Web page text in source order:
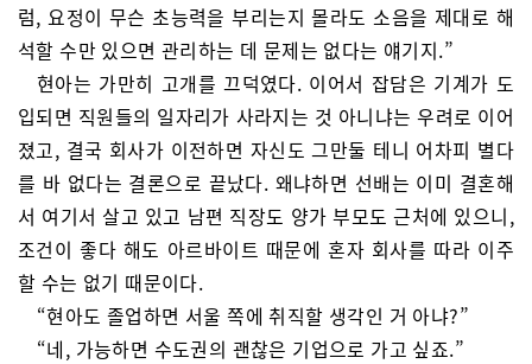
럼, 요정이 무슨 초능력을 부리는지 몰라도 소음을 제대로 해
석할 수만 있으면 관리하는 데 문제는 없다는 얘기지.”
현아는 가만히 고개를 끄덕였다. 이어서 잡담은 기계가 도
입되면 직원들의 일자리가 사라지는 것 아니냐는 우려로 이어
졌고, 결국 회사가 이전하면 자신도 그만둘 테니 어차피 별다
를 바 없다는 결론으로 끝났다. 왜냐하면 선배는 이미 결혼해
서 여기서 살고 있고 남편 직장도 양가 부모도 근처에 있으니,
조건이 좋다 해도 아르바이트 때문에 혼자 회사를 따라 이주
할 수는 없기 때문이다.
“현아도 졸업하면 서울 쪽에 취직할 생각인 거 아냐?”
“네, 가능하면 수도권의 괜찮은 기업으로 가고 싶죠.”